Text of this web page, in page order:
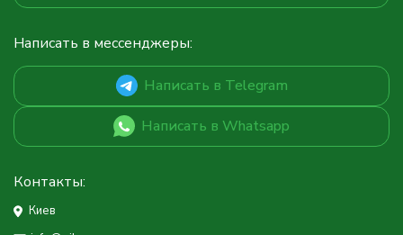
Написать в мессенджеры:
Написать в Telegram
Написать в Whatsapp
Контакты:
Киев